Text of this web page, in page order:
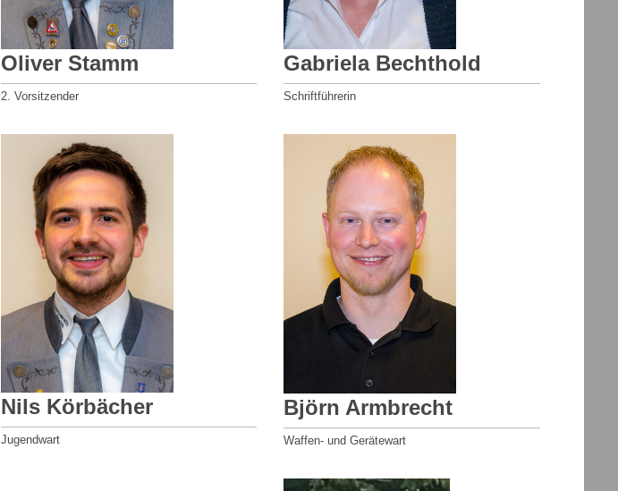
Oliver Stamm
2. Vorsitzender
Gabriela Bechthold
Schriftführerin
Nils Körbächer
Jugendwart
Björn Armbrecht
Waffen- und Gerätewart